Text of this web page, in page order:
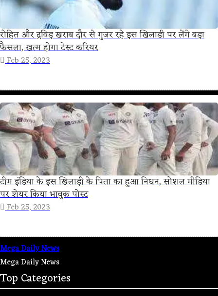
रोहित और द्रविड़ खराब दौर से गुजर रहे इस खिलाडी पर लेंगे बड़ा
फैसला, खत्म होगा टेस्ट करियर
Feb 25, 2023
टीम इंडिया के इस खिलाड़ी के पिता का हुआ निधन, सोशल मीडिया
पर शेयर किया भावुक पोस्ट
Feb 25, 2023
Mega Daily News
Mega Daily News
Top Categories